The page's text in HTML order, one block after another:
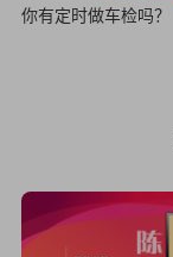
你有定时做车检吗？